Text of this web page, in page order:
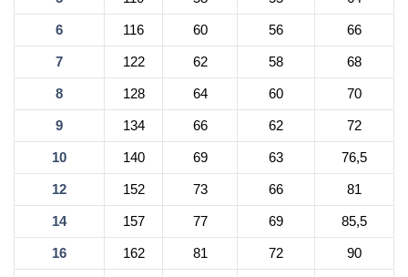
6 116 60 56 66
7 122 62 58 68
8 128 64 60 70
9 134 66 62 72
10 140 69 63 76,5
12 152 73 66 81
14 157 77 69 85,5
16 162 81 72 90